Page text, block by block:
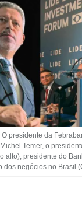
presidente da
Temer, o
alto), presidente do
dos negócios no Brasil